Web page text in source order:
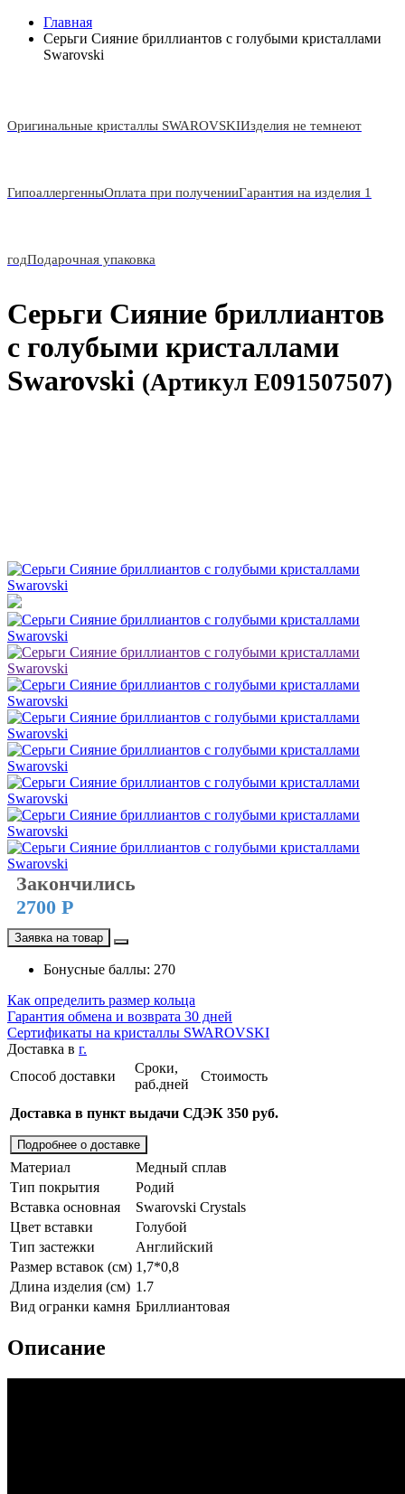
Главная
Серьги Сияние бриллиантов с голубыми кристаллами
Swarovski
Оригинальные кристаллы SWAROVSKIИзделия не темнеют
ГипоаллергенныОплата при полученииГарантия на изделия 1
годПодарочная упаковка
Серьги Сияние бриллиантов
с голубыми кристаллами
Swarovski (Артикул E091507507)
Закончились
2700 Р
Заявка на товар
Бонусные баллы: 270
Как определить размер кольца
Гарантия обмена и возврата 30 дней
Сертификаты на кристаллы SWAROVSKI
Доставка в г.
Способ доставки
Сроки,
раб.дней
Стоимость
Доставка в пункт выдачи СДЭК 350 руб.
Подробнее о доставке
Материал
Медный сплав
Тип покрытия
Родий
Вставка основная
Swarovski Crystals
Цвет вставки
Голубой
Тип застежки
Английский
Размер вставок (см) 1,7*0,8
Длина изделия (см) 1.7
Вид огранки камня Бриллиантовая
Описание